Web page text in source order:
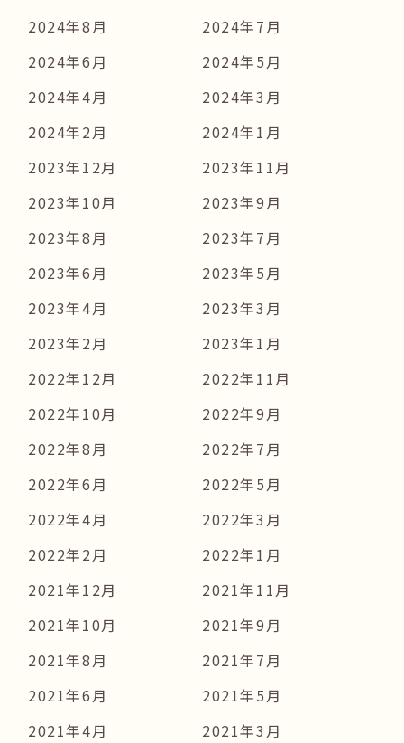
2024年8月
2024年7月
2024年6月
2024年5月
2024年4月
2024年3月
2024年2月
2024年1月
2023年12月
2023年11月
2023年10月
2023年9月
2023年8月
2023年7月
2023年6月
2023年5月
2023年4月
2023年3月
2023年2月
2023年1月
2022年12月
2022年11月
2022年10月
2022年9月
2022年8月
2022年7月
2022年6月
2022年5月
2022年4月
2022年3月
2022年2月
2022年1月
2021年12月
2021年11月
2021年10月
2021年9月
2021年8月
2021年7月
2021年6月
2021年5月
2021年4月
2021年3月